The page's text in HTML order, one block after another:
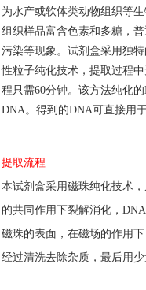
为水产或软体类动物组织等
组织样品富含色素和多糖，
污染等现象。试剂盒采用独
性粒子纯化技术，提取过程
程只需60分钟。该方法纯化
DNA。得到的DNA可直接用
提取流程
本试剂盒采用磁珠纯化技术
的共同作用下裂解消化， DNA
磁珠的表面，在磁场的作用
经过清洗去除杂质， 最后用少